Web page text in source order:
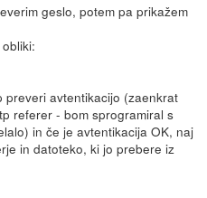
geslo, potem pa prikažem
preveri avtentikacijo (zaenkrat
referer - bom sprogramiral s
in če je avtentikacija OK, naj
in datoteko, ki jo prebere iz